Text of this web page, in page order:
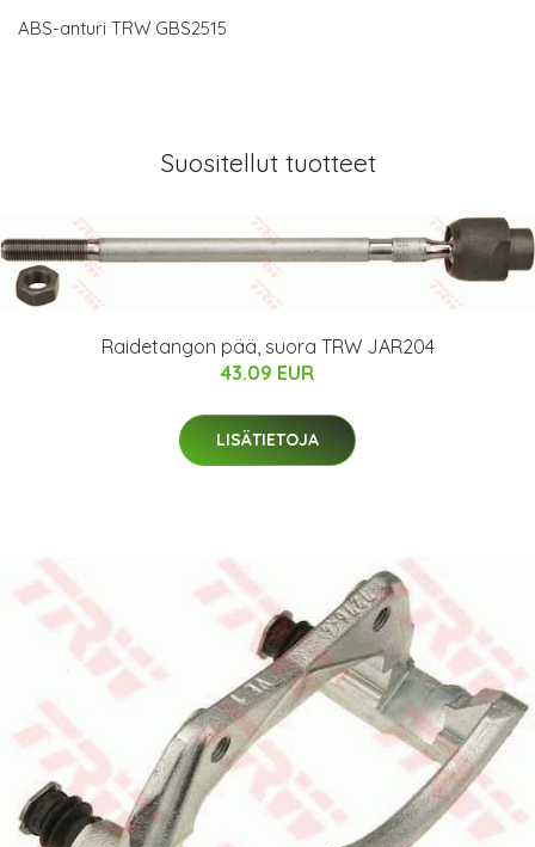
ABS-anturi TRW GBS2515
Suositellut tuotteet
Raidetangon pää, suora TRW JAR204
43.09 EUR
LISÄTIETOJA